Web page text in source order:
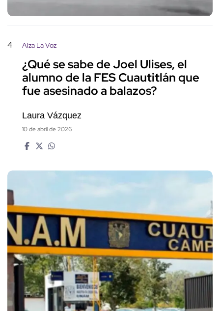
4 Alza La Voz
¿Qué se sabe de Joel Ulises, el
alumno de la FES Cuautitlán que
fue asesinado a balazos?
Laura Vázquez
10 de abril de 2026